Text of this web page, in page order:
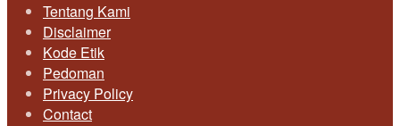
Tentang Kami
Disclaimer
Kode Etik
Pedoman
Privacy Policy
Contact